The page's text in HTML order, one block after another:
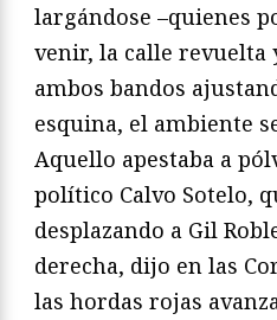
largándose –quienes
venir, la calle revuelta
ambos bandos
esquina, el ambiente
Aquello apestaba a
político Calvo Sotelo,
desplazando a Gil
derecha, dijo en las
las hordas rojas